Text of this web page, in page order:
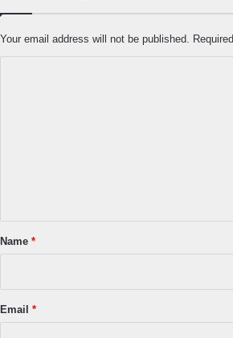
Your email address will not be published.
*
Name *
Email *